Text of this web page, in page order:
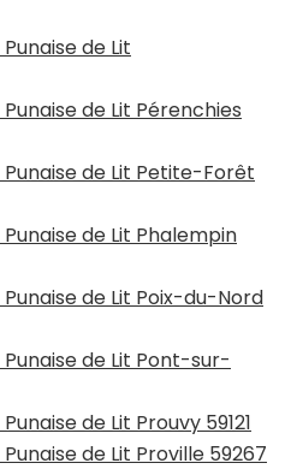
de Lit
de Lit Pérenchies
de Lit Petite-Forêt
de Lit Phalempin
de Lit Poix-du-Nord
de Lit Pont-sur-
de Lit Prouvy 59121
de Lit Proville 59267